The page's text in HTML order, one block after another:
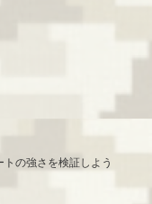
の強さを検証しよう